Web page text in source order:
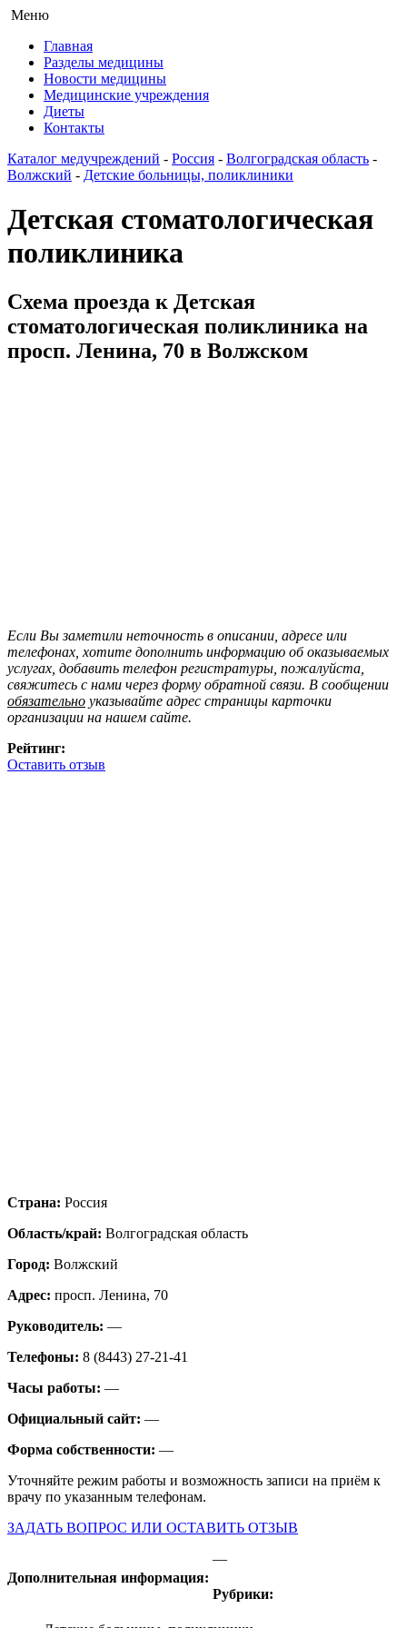
Меню
Главная
Разделы медицины
Новости медицины
Медицинские учреждения
Диеты
Контакты
Каталог медучреждений - Россия - Волгоградская область -
Волжский - Детские больницы, поликлиники
Детская стоматологическая
поликлиника
Схема проезда к Детская
стоматологическая поликлиника на
просп. Ленина, 70 в Волжском
Если Вы заметили неточность в описании, адресе или
телефонах, хотите дополнить информацию об оказываемых
услугах, добавить телефон регистратуры, пожалуйста,
свяжитесь с нами через форму обратной связи. В сообщении
обязательно указывайте адрес страницы карточки
организации на нашем сайте.
Рейтинг:
Оставить отзыв
Страна: Россия
Область/край: Волгоградская область
Город: Волжский
Адрес: просп. Ленина, 70
Руководитель: —
Телефоны: 8 (8443) 27-21-41
Часы работы: —
Официальный сайт: —
Форма собственности: —
Уточняйте режим работы и возможность записи на приём к
врачу по указанным телефонам.
ЗАДАТЬ ВОПРОС ИЛИ ОСТАВИТЬ ОТЗЫВ
Дополнительная информация:
—
Рубрики: